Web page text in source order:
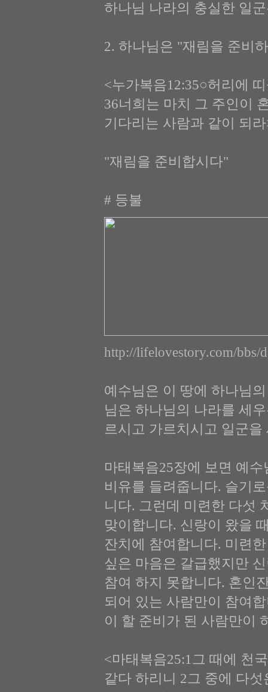
하나님 나라의 충실한 일
2. 하나님은 "재림을 준비
<누가복음12:35○허리에
36너희는 마치 그 주인이
기다리는 사람과 같이 되
"재림을 준비합시다"
# 등불
http://lifelovestory.com/bbs/
예수님은 이 땅에 하나님
님은 하나님의 나라를 세
르시고 가르치시고 일군을
마태복음25장에 보면 예
비유를 들려줍니다. 슬기
니다. 그런데 미련한 다섯
맞이합니다. 신랑이 왔을
잔치에 참여합니다. 미련
싶은 마음은 갈급했지만
참여 하지 못합니다. 혼인
되어 있는 사람만이 참여
이 할 준비가 된 사람만이
<마태복음25:1그 때에 천
같다 하리니 2그 중에 다